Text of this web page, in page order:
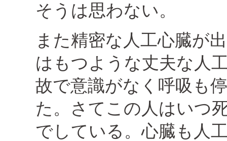
そうは思わない。
また精密な人工心臓が
はもつような丈夫な人
故で意識がなく呼吸も
た。さてこの人はいつ
でしている。心臓も人